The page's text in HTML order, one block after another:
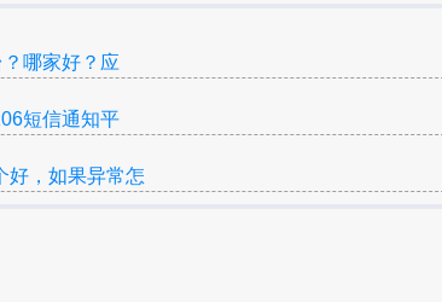
哪家好？应
短信通知平
好，如果异常怎